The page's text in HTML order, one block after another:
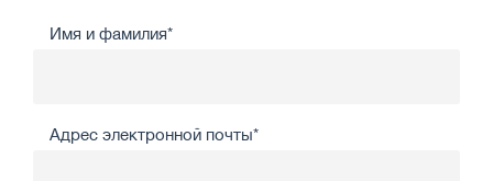
Имя и фамилия*
Адрес электронной почты*